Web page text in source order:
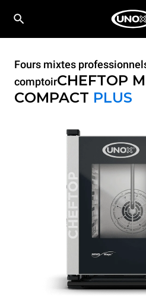
Fours mixtes
comptoirCHEFTOP
COMPACT PLUS